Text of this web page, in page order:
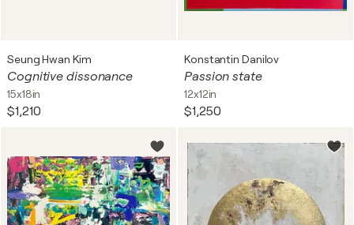
Seung Hwan Kim
Cognitive dissonance
15x18in
$1,210
Konstantin Danilov
Passion state
12x12in
$1,250